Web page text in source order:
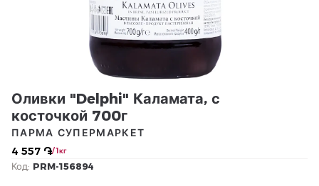
Оливки "Delphi" Каламата, с
косточкой 700г
4 557 ֏/ 1кг
ПАРМА СУПЕРМАРКЕТ
Код: PRM-156894